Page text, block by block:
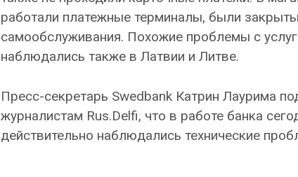
работали платежные терминалы, были
самообслуживания. Похожие проблемы с
наблюдались также в Латвии и Литве.
Пресс-секретарь Swedbank Катрин Лаурима
журналистам Rus.Delfi, что в работе банка
действительно наблюдались технические